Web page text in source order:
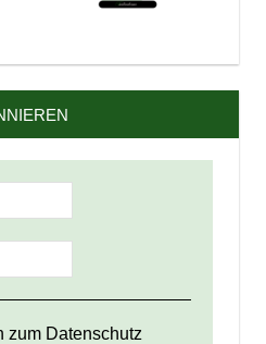
zum Datenschutz